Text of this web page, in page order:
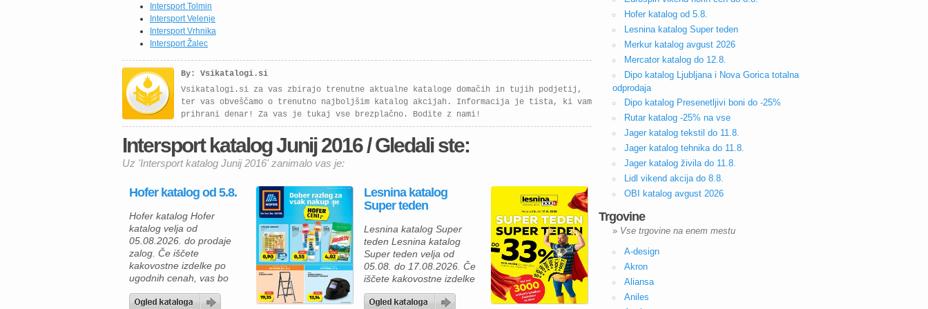
Intersport Tolmin
Intersport Velenje
Intersport Vrhnika
Intersport Žalec
By: Vsikatalogi.si
Vsikatalogi.si za vas zbirajo trenutne aktualne kataloge domačih in tujih podjetij,
ter vas obveščamo o trenutno najboljšim katalog akcijah. Informacija je tista, ki vam
prihrani denar! Za vas je tukaj vse brezplačno. Bodite z nami!
Intersport katalog Junij 2016 / Gledali ste:
Uz 'Intersport katalog Junij 2016' zanimalo vas je:
Hofer katalog od 5.8.
Hofer katalog Hofer
katalog velja od
05.08.2026. do prodaje
zalog. Če iščete
kakovostne izdelke po
ugodnih cenah, vas bo
zagotovo navdušila. Med
Lesnina katalog
Super teden
Lesnina katalog Super
teden Lesnina katalog
Super teden velja od
05.08. do 17.08.2026. Če
iščete kakovostne izdelke
za prijetnejši in lepše
urejen dom, vas bo
Hofer katalog od 5.8.
Lesnina katalog Super teden
Merkur katalog avgust 2026
Mercator katalog do 12.8.
Dipo katalog Ljubljana i Nova Gorica totalna
odprodaja
Dipo katalog Presenetljivi boni do -25%
Rutar katalog -25% na vse
Jager katalog tekstil do 11.8.
Jager katalog tehnika do 11.8.
Jager katalog živila do 11.8.
Lidl vikend akcija do 8.8.
OBI katalog avgust 2026
Trgovine
» Vse trgovine na enem mestu
A-design
Akron
Aliansa
Aniles